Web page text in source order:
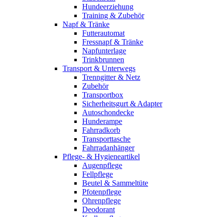
Hundeerziehung
Training & Zubehör
Napf & Tränke
Futterautomat
Fressnapf & Tränke
Napfunterlage
Trinkbrunnen
Transport & Unterwegs
Trenngitter & Netz
Zubehör
Transportbox
Sicherheitsgurt & Adapter
Autoschondecke
Hunderampe
Fahrradkorb
Transporttasche
Fahrradanhänger
Pflege- & Hygieneartikel
Augenpflege
Fellpflege
Beutel & Sammeltüte
Pfotenpflege
Ohrenpflege
Deodorant